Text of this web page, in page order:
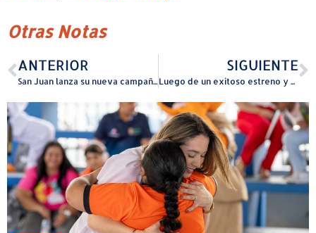
Otras Notas
ANTERIOR
San Juan lanza su nueva campaña turística “Capital del Encanto”
SIGUIENTE
Luego de un exitoso estreno y múltiples premios regresa a escena “Dualidad y Castigo”